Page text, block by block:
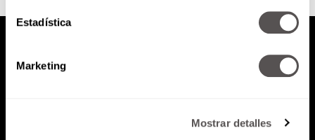
Estadística
Marketing
Mostrar detalles
Política de Privacidad